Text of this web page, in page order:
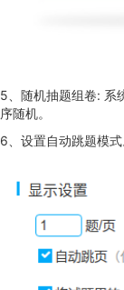
5、随机抽题组卷: 系
序随机。
6、设置自动跳题模式